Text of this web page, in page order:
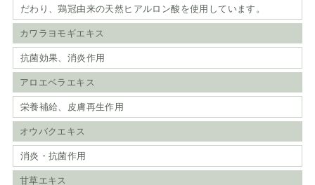
だわり、鶏冠由来の天然ヒアルロン酸を使用しています。
カワラヨモギエキス
抗菌効果、消炎作用
アロエベラエキス
栄養補給、皮膚再生作用
オウバクエキス
消炎・抗菌作用
甘草エキス